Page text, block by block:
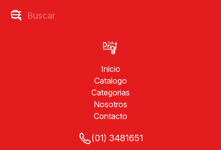
Inicio
Catalogo
Categorias
Nosotros
Contacto
(01) 3481651